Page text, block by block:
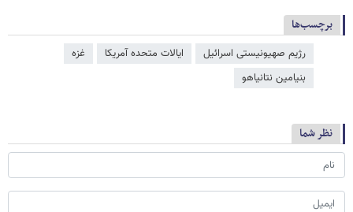
برچسب‌ها
رژیم صهیونیستی اسرائیل ایالات متحده آمریکا
غزه
بنیامین نتانیاهو
نظر شما